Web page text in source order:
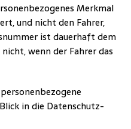
Merkmal
und nicht den Fahrer,
ist dauerhaft dem
wenn der Fahrer das
in die Datenschutz-